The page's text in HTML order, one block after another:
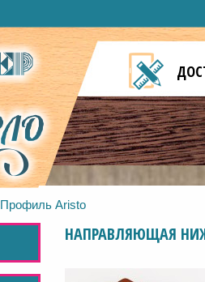
Профиль Aristo
НАПРАВЛЯЮЩАЯ